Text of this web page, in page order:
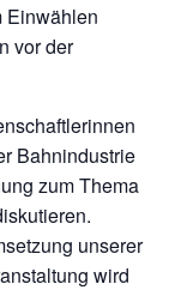
Einwählen
vor der
Bahnindustrie
zum Thema
unserer
wird